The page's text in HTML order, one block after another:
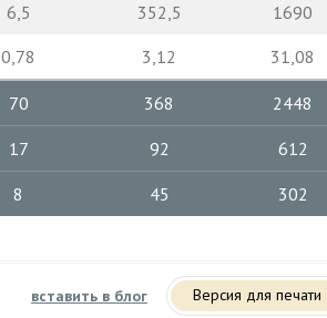
6,5 352,5
1690
0,78 3,12 31,08
70 368 2448
17 92 612
8 45 302
вставить в блог Версия для печати